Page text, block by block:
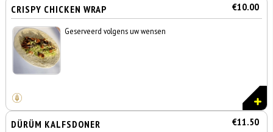
CRISPY CHICKEN WRAP €10.00
Geserveerd volgens uw wensen
DÜRÜM KALFSDONER €11.50